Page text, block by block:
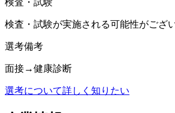
検査・試験が実施される可能性がござ
選考備考
面接→健康診断
選考について詳しく知りたい